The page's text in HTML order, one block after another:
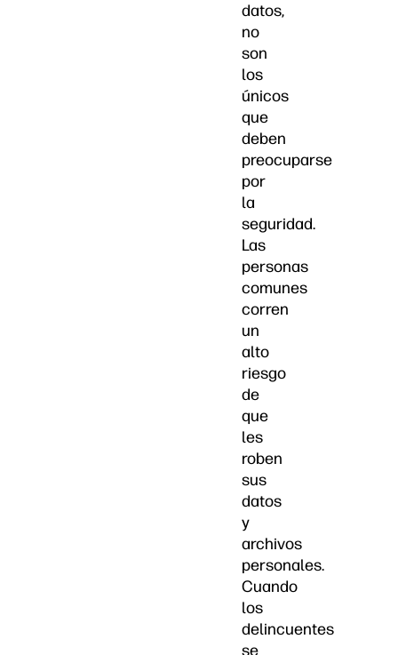
datos,
no
son
los
únicos
que
deben
preocuparse
por
la
seguridad.
Las
personas
comunes
corren
un
alto
riesgo
de
que
les
roben
sus
datos
y
archivos
personales.
Cuando
los
delincuentes
se